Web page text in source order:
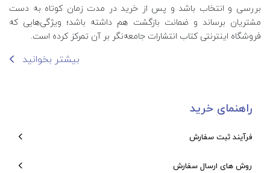
بررسی و انتخاب باشد و پس از خرید در مدت زمان کوتاه به دست
مشتریان برساند و ضمانت بازگشت هم داشته باشد؛ ویژگی‌هایی که
فروشگاه اینترنتی کتاب انتشارات جامعه‌نگر بر آن تمرکز کرده است.
بیشتر بخوانید
راهنمای خرید
فرآیند ثبت سفارش
روش های ارسال سفارش